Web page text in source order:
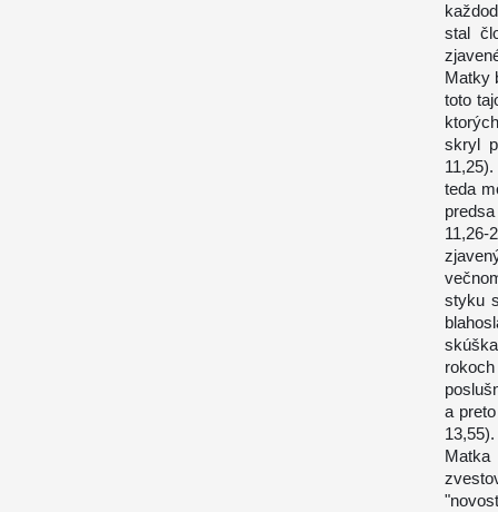
stal
Matky
toto
skryl
teda
styku
a
13,55).